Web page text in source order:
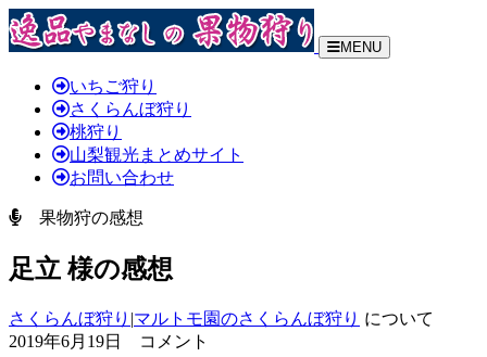
MENU
いちご狩り
さくらんぼ狩り
桃狩り
山梨観光まとめサイト
お問い合わせ
果物狩の感想
足立 様の感想
さくらんぼ狩り |マルトモ園のさくらんぼ狩り について
2019年6月19日 コメント